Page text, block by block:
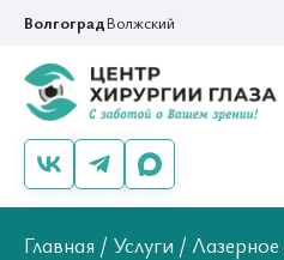
ВолгоградВолжский
Главная / Услуги / Лазерное